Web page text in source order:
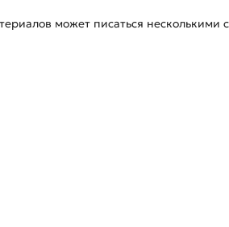
может писаться несколькими